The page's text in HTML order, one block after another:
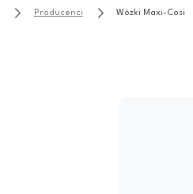
Producenci Wózki Maxi-Cosi